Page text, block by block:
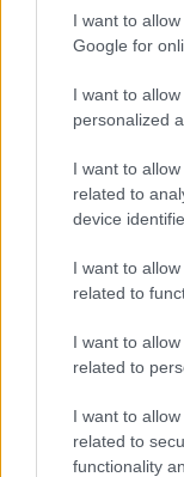
I want to
Google for
I want to
personalized
I want to
related to
device
I want to
related to
I want to
related to
I want to
related to
functionality
«Προτιμώ να
να πω
διεκδικήσεις